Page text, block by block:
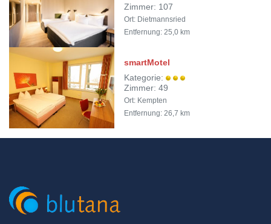
Zimmer: 107
Ort: Dietmannsried
Entfernung: 25,0 km
smartMotel
Kategorie:
Zimmer: 49
Ort: Kempten
Entfernung: 26,7 km